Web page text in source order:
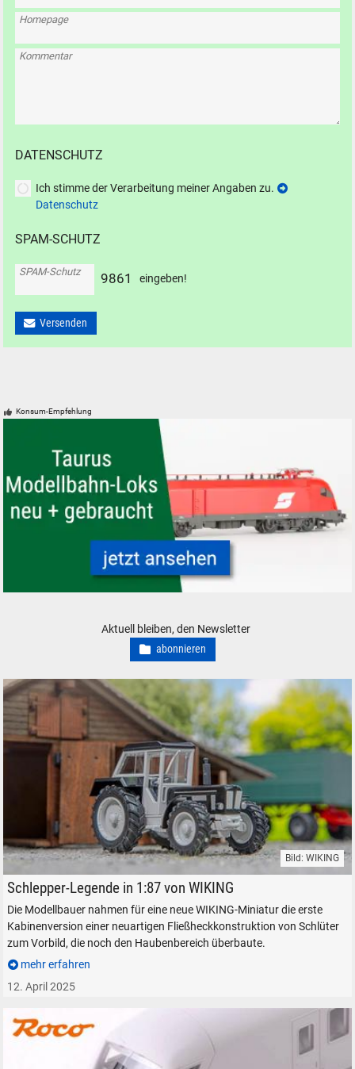
Homepage
Kommentar
DATENSCHUTZ
Ich stimme der Verarbeitung meiner Angaben zu.
Datenschutz
SPAM-SCHUTZ
SPAM-Schutz 9861 eingeben!
Versenden
Konsum-Empfehlung
Aktuell bleiben, den Newsletter
abonnieren
Schlüter Super 1250 VL schwarz in 1:87.
Bild: WIKING
Schlepper-Legende in 1:87 von WIKING
Die Modellbauer nahmen für eine neue WIKING-Miniatur die erste
Kabinenversion einer neuartigen Fließheckkonstruktion von Schlüter
zum Vorbild, die noch den Haubenbereich überbaute.
mehr erfahren
12. April 2025